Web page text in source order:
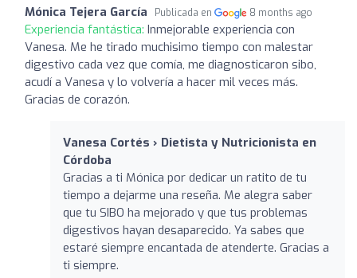
Mónica Tejera García Publicada en 8 months ago
Experiencia fantástica: Inmejorable experiencia con
Vanesa. Me he tirado muchisimo tiempo con malestar
digestivo cada vez que comía, me diagnosticaron sibo,
acudí a Vanesa y lo volvería a hacer mil veces más.
Gracias de corazón.
Vanesa Cortés › Dietista y Nutricionista en
Córdoba
Gracias a ti Mónica por dedicar un ratito de tu
tiempo a dejarme una reseña. Me alegra saber
que tu SIBO ha mejorado y que tus problemas
digestivos hayan desaparecido. Ya sabes que
estaré siempre encantada de atenderte. Gracias a
ti siempre.